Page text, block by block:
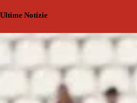
Ultime Notizie